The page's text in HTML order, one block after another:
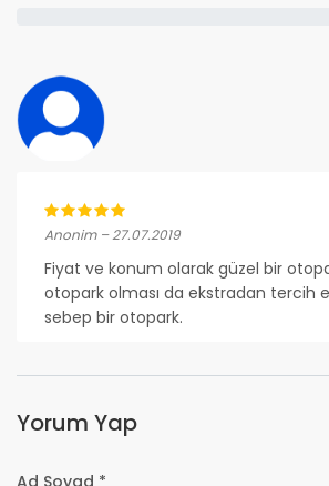
Anonim – 27.07.2019
Fiyat ve konum olarak güzel bir
otopark olması da ekstradan tercih
sebep bir otopark.
Yorum Yap
Ad Soyad *